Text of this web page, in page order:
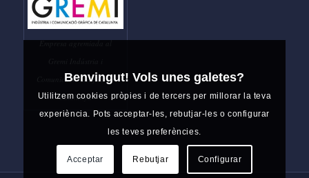
Empresa agremiada al
Comunicació Gràfica de
Catalunya
Benvingut! Vols unes galetes?
Utilitzem cookies pròpies i de tercers per millorar la teva
experiència. Pots acceptar-les, rebutjar-les o configurar
les teves preferències.
Acceptar Rebutjar Configurar